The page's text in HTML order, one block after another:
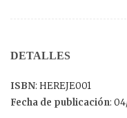
DETALLES
ISBN: HEREJE001
Fecha de publicación: